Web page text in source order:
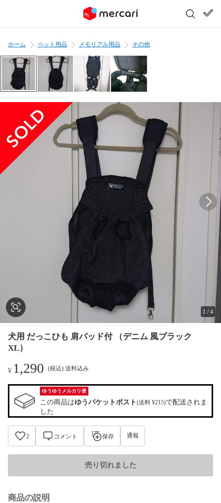
ホーム ペット用品 メモリアル用品 その他
1 /4
犬用 だっこひも 肩パッド付 （デニム 風ブラック
XL）
¥ 1,290 (税込) 送料込み
ゆうゆうメルカリ便
この商品はゆうパケットポスト(送料 ¥215)で配送されま
した
2 コメント 保存 通報
売り切れました
商品の説明